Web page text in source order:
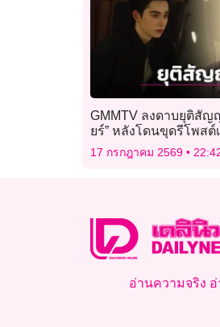
GMMTV ลงดาบยุติสัญ
ยร์” หลังโดนขุดรีโพสต์
เหยียดเพศ!
17 กรกฎาคม 2569
อ่านความจริง